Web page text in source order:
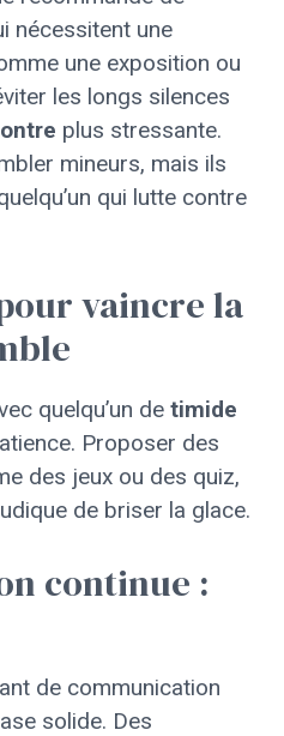
nécessitent une
une exposition ou
les longs silences
plus stressante.
mineurs, mais ils
qui lutte contre
vaincre la
quelqu’un de timide
Proposer des
des jeux ou des quiz,
de briser la glace.
continue :
de communication
solide. Des